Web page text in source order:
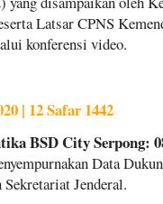
Latsar CPNS
konferensi video.
| 12 Safar 1442
BSD City Serpong:
Data
Jenderal.